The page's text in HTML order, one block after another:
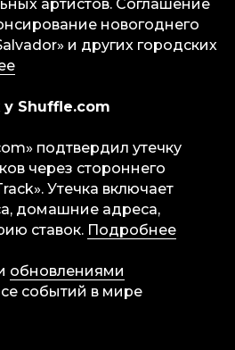
артистов. Соглашение
новогоднего
и других городских
у Shuffle.com
подтвердил утечку
через стороннего
Утечка включает
домашние адреса,
ставок. Подробнее
обновлениями
событий в мире
Solutions, 2026